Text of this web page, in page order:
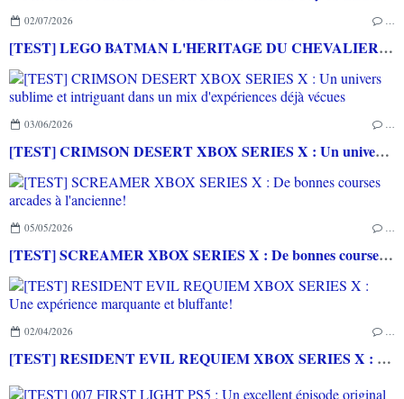
02/07/2026 …
[TEST] LEGO BATMAN L'HERITAGE DU CHEVALIER NOIR XBOX SERIES X : C'est Batman Arkham City en LEGO!
03/06/2026 …
[TEST] CRIMSON DESERT XBOX SERIES X : Un univers sublime et intriguant dans un mix d'expériences déjà vécues
05/05/2026 …
[TEST] SCREAMER XBOX SERIES X : De bonnes courses arcades à l'ancienne!
02/04/2026 …
[TEST] RESIDENT EVIL REQUIEM XBOX SERIES X : Une expérience marquante et bluffante!